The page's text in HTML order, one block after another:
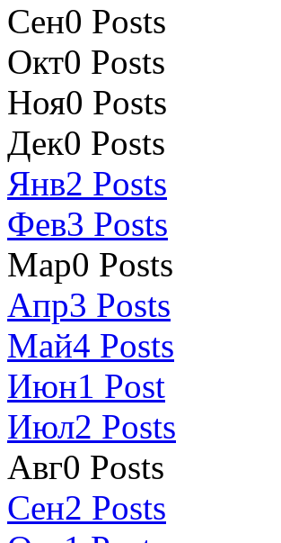
Сен0 Posts
Окт0 Posts
Ноя0 Posts
Дек0 Posts
Янв2 Posts
Фев3 Posts
Мар0 Posts
Апр3 Posts
Май4 Posts
Июн1 Post
Июл2 Posts
Авг0 Posts
Сен2 Posts